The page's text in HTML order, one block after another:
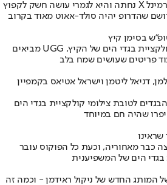
קולקציית הקיץ של ADA לטרמינל X נחתה והיא לגמרי עושה חשק לקפוץ
שהדרופ יהיה סולד-אאוט מאוד בקרוב
בטוונטיפורסבן השיקו את קולקציית בגדי הים של הקיץ, UGG מביאים
פריטים שעושים שמח בלב
דניאל ליטמן וישראל אטיאס בקמפיין
לטובת צילומי קולקציית בגדי הים
שראינו
כבר מאחוריה, וכעת כל הפוקוס עובר
הים של המשפיענית
המותג החדש של ניקול ראידמן - וכמה זה